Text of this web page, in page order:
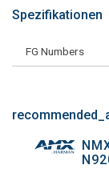
Spezifikationen
FG Numbers